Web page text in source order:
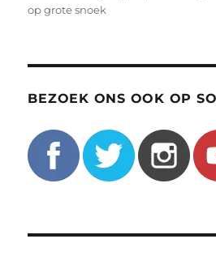
op grote snoek
BEZOEK ONS OOK OP